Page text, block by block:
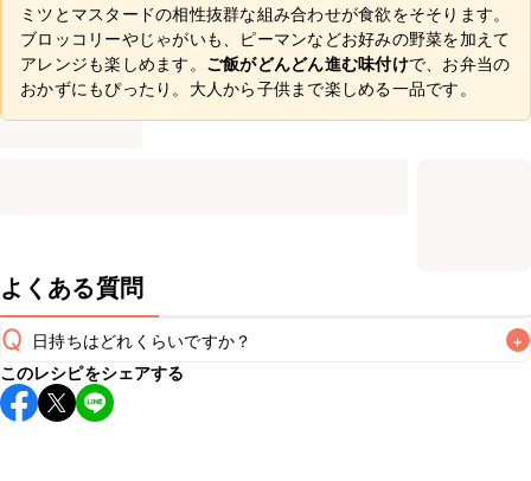
ミツとマスタードの相性抜群な組み合わせが食欲をそそります。
ブロッコリーやじゃがいも、ピーマンなどお好みの野菜を加えて
アレンジも楽しめます。 ご飯がどんどん進む味付けで、お弁当の
おかずにもぴったり。大人から子供まで楽しめる一品です。
よくある質問
Q 日持ちはどれくらいですか？ +
保存期間は冷蔵で翌日中が目安です。なるべくお早めにお召
し上がりください。
このレシピをシェアする